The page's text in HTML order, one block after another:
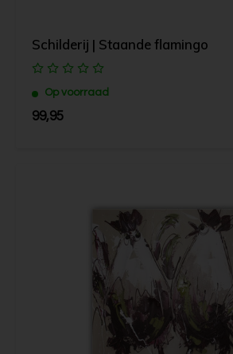
Schilderij | Staande flamingo
Op voorraad
99,95